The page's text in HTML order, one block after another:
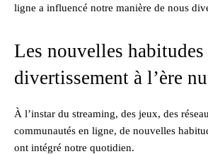
ligne a influencé notre manière de nous
Les nouvelles habitudes
divertissement à l’ère
À l’instar du streaming, des jeux, des
communautés en ligne, de nouvelles
ont intégré notre quotidien.